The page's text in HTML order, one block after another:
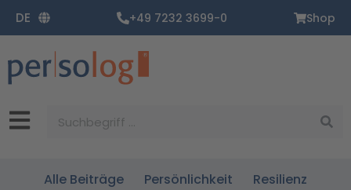
Inhalt
springen
DE +49 7232 3699-0 Shop
Alle Beiträge Persönlichkeit
Resilienz